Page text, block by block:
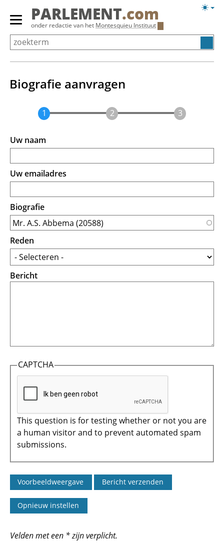
Overslaan
Primair
menu
tonen/verbergen
PARLEMENT.com
onder redactie van het Montesquieu Instituut
Biografie aanvragen
Uw naam
Uw emailadres
Biografie
Reden
Bericht
CAPTCHA
This question is for testing whether or not you are
a human visitor and to prevent automated spam
submissions.
Velden met een * zijn verplicht.